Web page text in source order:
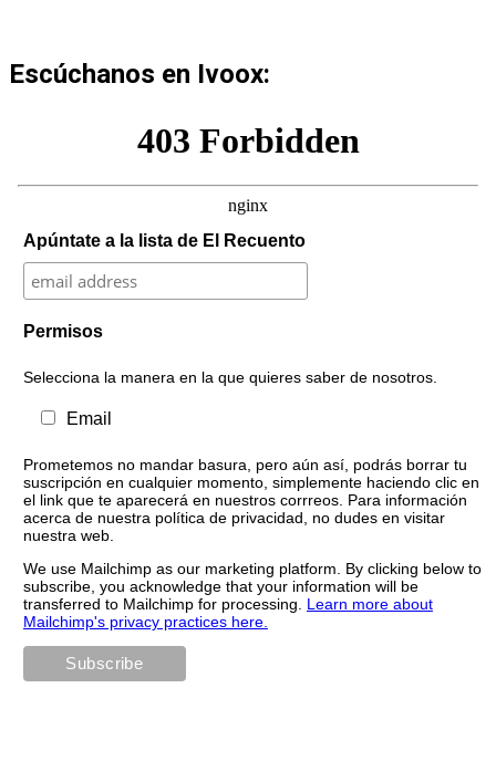
Escúchanos en Ivoox:
Apúntate a la lista de El Recuento
Permisos
Selecciona la manera en la que quieres saber de nosotros.
Email
Prometemos no mandar basura, pero aún así, podrás borrar tu
suscripción en cualquier momento, simplemente haciendo clic en
el link que te aparecerá en nuestros corrreos. Para información
acerca de nuestra política de privacidad, no dudes en visitar
nuestra web.
We use Mailchimp as our marketing platform. By clicking below to
subscribe, you acknowledge that your information will be
transferred to Mailchimp for processing. Learn more about
Mailchimp's privacy practices here.